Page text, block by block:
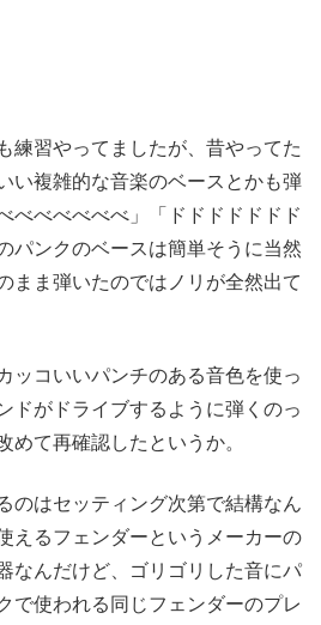
練習やってましたが、昔やってた
い複雑的な音楽のベースとかも弾
べべべべべべ」「ドドドドドドド
パンクのベースは簡単そうに当然
まま弾いたのではノリが全然出て
ッコいいパンチのある音色を使っ
ドがドライブするように弾くのっ
めて再確認したというか。
のはセッティング次第で結構なん
えるフェンダーというメーカーの
なんだけど、ゴリゴリした音にパ
で使われる同じフェンダーのプレ